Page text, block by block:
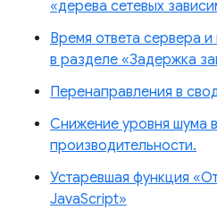
«дерева сетевых
Время ответа сервера
в разделе «Задержка
Перенаправления в
Снижение уровня шума
производительности.
Устаревшая функция
JavaScript»